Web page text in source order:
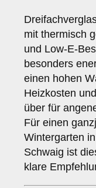
mit thermisch
und Low-E-
besonders
einen hohen
Heizkosten
über für
Für einen
Wintergarten
Schwaig ist
klare